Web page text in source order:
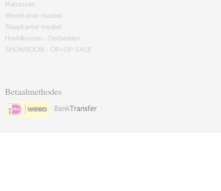
Matrassen
Woonkamer meubel
Slaapkamer meubel
Hoofdkussen - Dekbedden
SHOWROOM - OP=OP-SALE
Betaalmethodes